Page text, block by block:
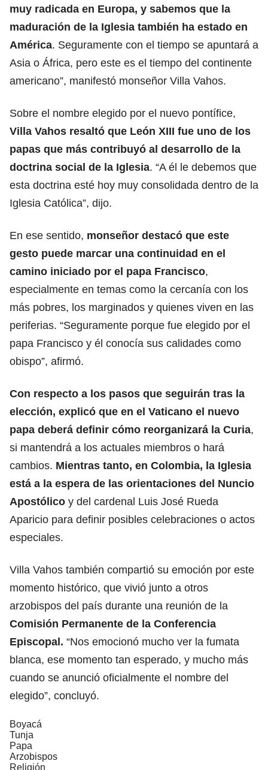
muy radicada en Europa, y sabemos que la
maduración de la Iglesia también ha estado en
América. Seguramente con el tiempo se apuntará a
Asia o África, pero este es el tiempo del continente
americano”, manifestó monseñor Villa Vahos.
Sobre el nombre elegido por el nuevo pontífice,
Villa Vahos resaltó que León XIII fue uno de los
papas que más contribuyó al desarrollo de la
doctrina social de la Iglesia. “A él le debemos que
esta doctrina esté hoy muy consolidada dentro de la
Iglesia Católica”, dijo.
En ese sentido, monseñor destacó que este
gesto puede marcar una continuidad en el
camino iniciado por el papa Francisco,
especialmente en temas como la cercanía con los
más pobres, los marginados y quienes viven en las
periferias. “Seguramente porque fue elegido por el
papa Francisco y él conocía sus calidades como
obispo”, afirmó.
Con respecto a los pasos que seguirán tras la
elección, explicó que en el Vaticano el nuevo
papa deberá definir cómo reorganizará la Curia,
si mantendrá a los actuales miembros o hará
cambios. Mientras tanto, en Colombia, la Iglesia
está a la espera de las orientaciones del Nuncio
Apostólico y del cardenal Luis José Rueda
Aparicio para definir posibles celebraciones o actos
especiales.
Villa Vahos también compartió su emoción por este
momento histórico, que vivió junto a otros
arzobispos del país durante una reunión de la
Comisión Permanente de la Conferencia
Episcopal. “Nos emocionó mucho ver la fumata
blanca, ese momento tan esperado, y mucho más
cuando se anunció oficialmente el nombre del
elegido”, concluyó.
Boyacá
Tunja
Papa
Arzobispos
Religión